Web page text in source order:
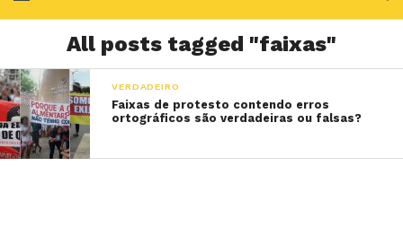
All posts tagged "faixas"
VERDADEIRO
Faixas de protesto contendo erros
ortográficos são verdadeiras ou falsas?